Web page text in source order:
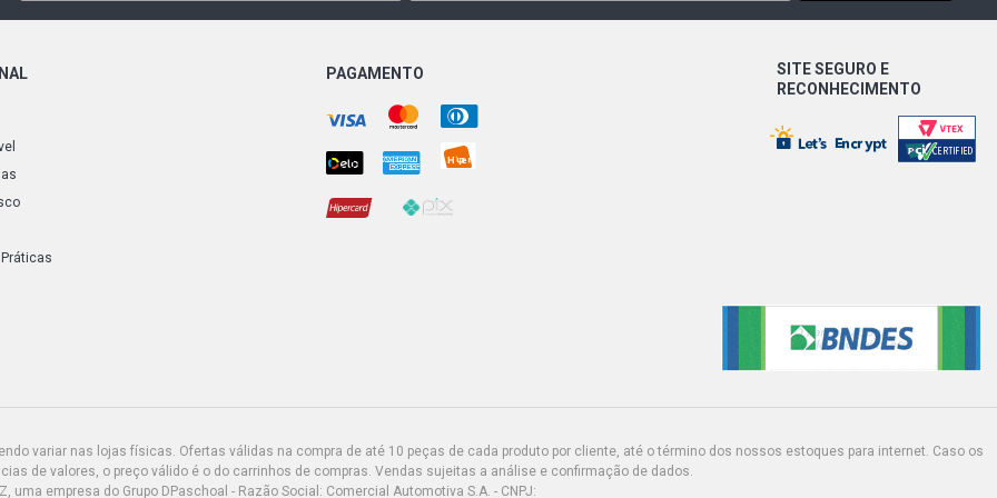
AGILE LTZ EASYTRONIC HATCH 1.4 8V
AGILE LTZ EFFECT EASYTRONIC HATCH 1.4 8V
ECONOFLEX N14YF FLEX (2014 - 2014)
PAGAMENTO
SITE SEGURO E
RECONHECIMENTO
variar nas lojas físicas. Ofertas válidas na compra de até 10 peças de cada produto por cliente, até o término dos nossos estoques para internet. Caso os
de valores, o preço válido é o do carrinhos de compras. Vendas sujeitas a análise e confirmação de dados.
uma empresa do Grupo DPaschoal - Razão Social: Comercial Automotiva S.A. - CNPJ: